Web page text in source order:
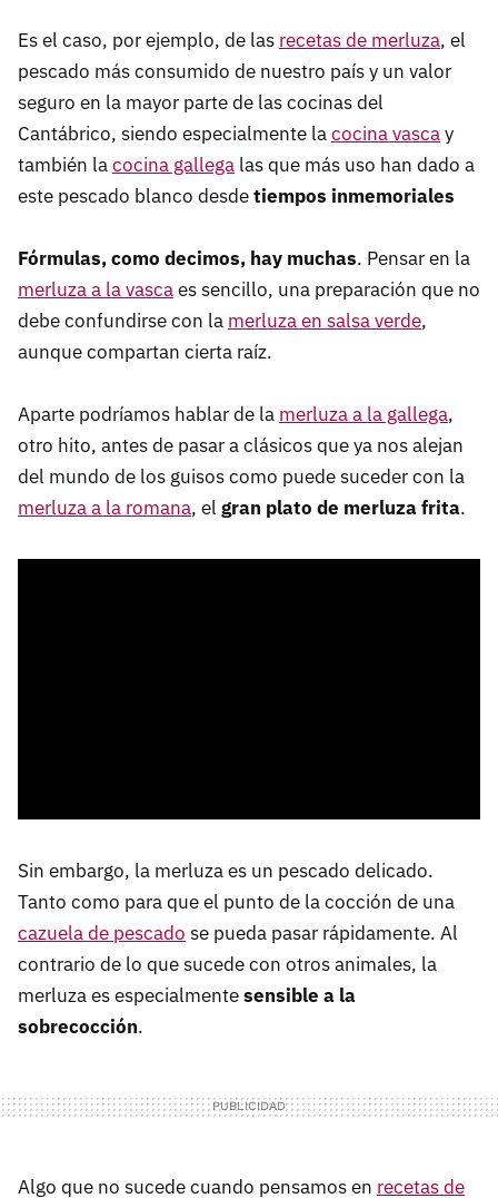
Es el caso, por ejemplo, de las recetas de merluza, el
pescado más consumido de nuestro país y un valor
seguro en la mayor parte de las cocinas del
Cantábrico, siendo especialmente lacocina vascay
también lacocina gallega las que más uso han dado a
este pescado blanco desdetiempos inmemoriales
Fórmulas, como decimos, hay muchas. Pensar en la
merluza a la vascaes sencillo, una preparación que no
debe confundirse con la merluza en salsa verde,
aunque compartan cierta raíz.
Aparte podríamos hablar de la merluza a la gallega,
otro hito, antes de pasar a clásicos que ya nos alejan
del mundo de los guisos como puede suceder con la
merluza a la romana, el gran plato de merluza frita.
Sin embargo, la merluza es un pescado delicado.
Tanto como para que el punto de la cocción de una
cazuela de pescado se pueda pasar rápidamente. Al
contrario de lo que sucede con otros animales, la
merluza es especialmentesensible a la
sobrecocción.
Algo que no sucede cuando pensamos en recetas de